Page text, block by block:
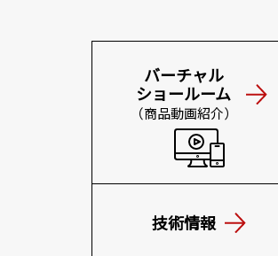
バーチャル
ショールーム
（商品動画紹介）
技術情報